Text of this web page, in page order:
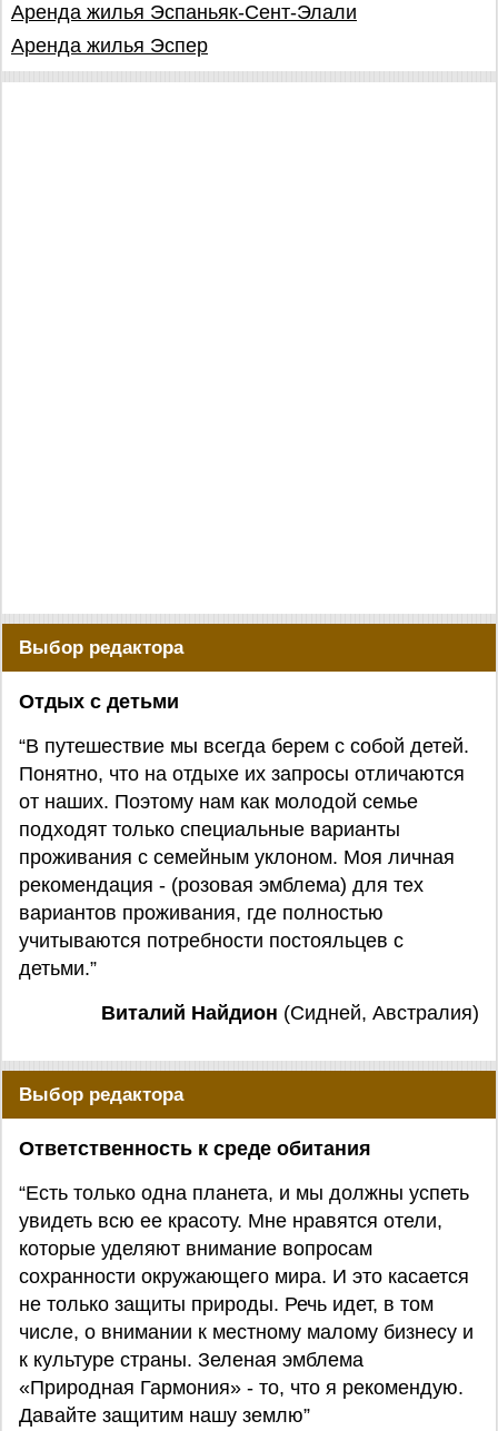
Аренда жилья Эспаньяк-Сент-Элали
Аренда жилья Эспер
Выбор редактора
Отдых с детьми
“В путешествие мы всегда берем с собой детей.
Понятно, что на отдыхе их запросы отличаются
от наших. Поэтому нам как молодой семье
подходят только специальные варианты
проживания с семейным уклоном. Моя личная
рекомендация - (розовая эмблема) для тех
вариантов проживания, где полностью
учитываются потребности постояльцев с
детьми.”
Виталий Найдион (Сидней, Австралия)
Выбор редактора
Ответственность к среде обитания
“Есть только одна планета, и мы должны успеть
увидеть всю ее красоту. Мне нравятся отели,
которые уделяют внимание вопросам
сохранности окружающего мира. И это касается
не только защиты природы. Речь идет, в том
числе, о внимании к местному малому бизнесу и
к культуре страны. Зеленая эмблема
«Природная Гармония» - то, что я рекомендую.
Давайте защитим нашу землю”